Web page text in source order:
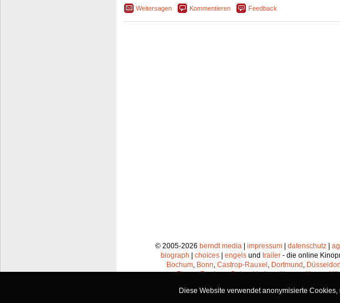
Weitersagen Kommentieren Feedback
© 2005-2026 berndt media| impressum| datenschutz|
biograph
choices engels und trailer - die online
Bochum, Bonn, Castrop-Rauxel , Dortmund ,
Essen,Frechen,Gelsenkirchen,Hagen,Herne,
Recklinghausen,SolingenundWuppertal
Diese Website verwendet anonymisierte